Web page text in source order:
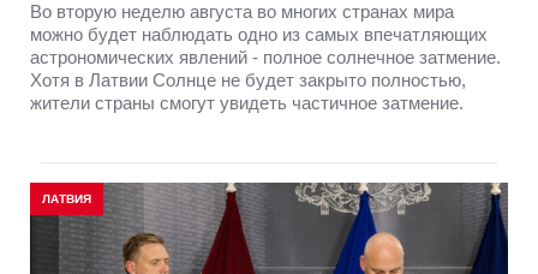
Во вторую неделю августа во многих странах мира
можно будет наблюдать одно из самых впечатляющих
астрономических явлений - полное солнечное затмение.
Хотя в Латвии Солнце не будет закрыто полностью,
жители страны смогут увидеть частичное затмение.
ЛАТВИЯ